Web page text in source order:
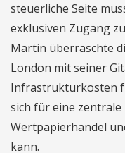
steuerliche Seite
exklusiven Zugang
Martin überraschte
London mit seiner
Infrastrukturkosten
sich für eine
Wertpapierhandel
kann.